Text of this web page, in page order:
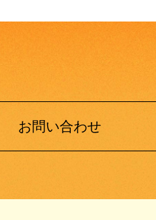
お問い合わせ